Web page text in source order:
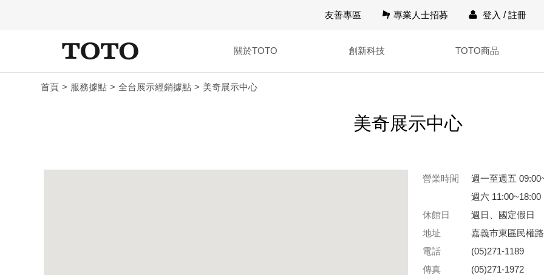
友善專區 專業人士招募 登入 /註冊
關於TOTO 創新科技 TOTO商品
首頁 服務據點 全台展示經銷據點 美奇展示中心
美奇展示中心
營業時間
週一至週五
週六 11:00~18:00
休館日
週日、國定假日
地址
嘉義市東區民權
電話
(05)271-1189
傳真
(05)271-1972